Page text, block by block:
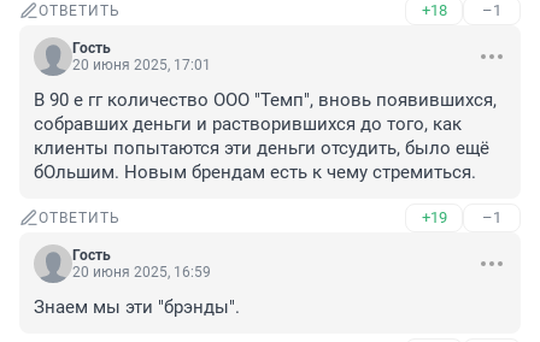
ОТВЕТИТЬ +18 –1
Гость
20 июня 2025, 17:01
В 90 е гг количество ООО "Темп", вновь появившихся,
собравших деньги и растворившихся до того, как
клиенты попытаются эти деньги отсудить, было ещё
бОльшим. Новым брендам есть к чему стремиться.
ОТВЕТИТЬ +19 –1
Гость
20 июня 2025, 16:59
Знаем мы эти "брэнды".